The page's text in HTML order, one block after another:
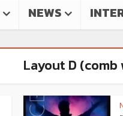
NEWS
Layout D (comb